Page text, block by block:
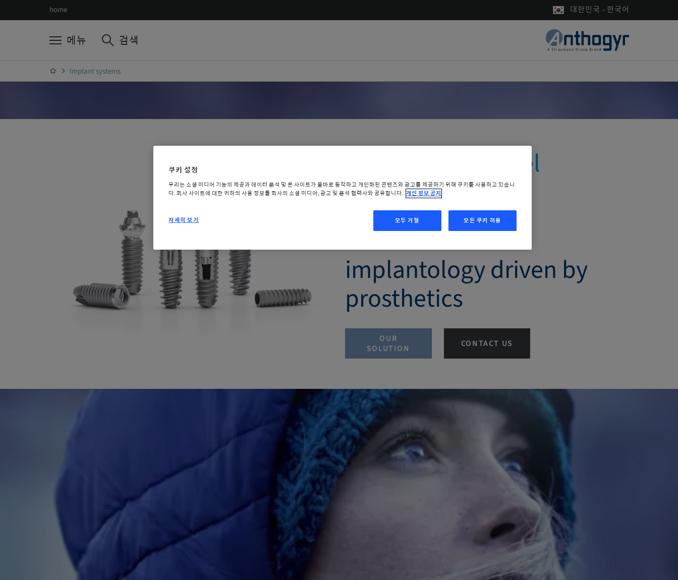
home 대한민국 – 한국어
메뉴 검색
Implant systems
Axiom® Bone Level
임플란트 시스템
Performance in
implantology driven by
prosthetics
OUR
SOLUTION
CONTACT US
쿠키 설정
우리는 소셜 미디어 기능의 제공과 데이터 분석 및 본 사이트가 올바로 동작하고 개인화된 콘텐츠와 광고를 제공하기 위해 쿠키를 사용하고 있습니
다. 회사 사이트에 대한 귀하의 사용 정보를 회사의 소셜 미디어, 광고 및 분석 협력사와 공유합니다. 개인 정보 공지
모두 거절 모든 쿠키 허용
자세히 보기